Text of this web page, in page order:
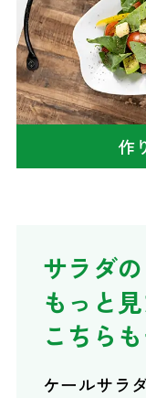
作
サラダ
もっと
こちら
ケールサラ